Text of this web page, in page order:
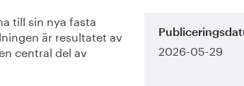
till sin nya fasta
är resultatet av
central del av
2026-05-29